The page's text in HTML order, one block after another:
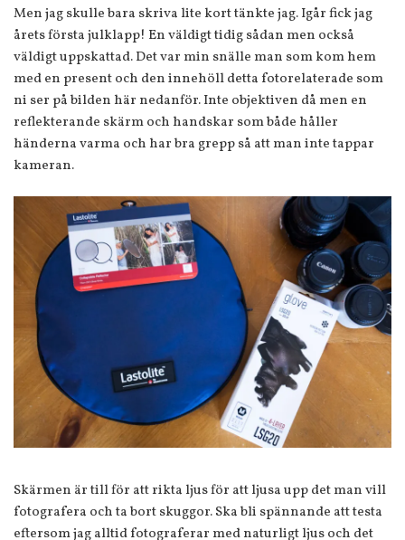
Men jag skulle bara skriva lite kort tänkte jag. Igår fick jag
årets första julklapp! En väldigt tidig sådan men också
väldigt uppskattad. Det var min snälle man som kom hem
med en present och den innehöll detta fotorelaterade som
ni ser på bilden här nedanför. Inte objektiven då men en
reflekterande skärm och handskar som både håller
händerna varma och har bra grepp så att man inte tappar
kameran.
Skärmen är till för att rikta ljus för att ljusa upp det man vill
fotografera och ta bort skuggor. Ska bli spännande att testa
eftersom jag alltid fotograferar med naturligt ljus och det